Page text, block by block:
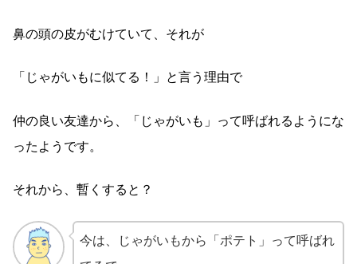
鼻の頭の皮がむけていて、それが
「じゃがいもに似てる！」と言う理由で
仲の良い友達から、「じゃがいも」って呼ばれるようにな
ったようです。
それから、暫くすると？
今は、じゃがいもから「ポテト」って呼ばれ